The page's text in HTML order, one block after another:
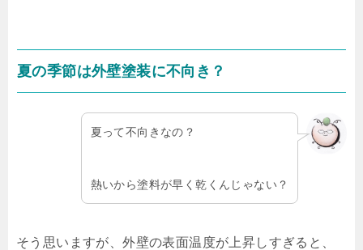
夏の季節は外壁塗装に不向き？
夏って不向きなの？
熱いから塗料が早く乾くんじゃない？
そう思いますが、外壁の表面温度が上昇しすぎると、